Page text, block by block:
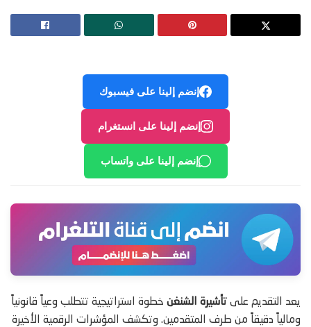
إنضم إلينا على فيسبوك
إنضم إلينا على انستغرام
إنضم إلينا على واتساب
يعد التقديم على تأشيرة الشنغن خطوة استراتيجية تتطلب وعياً قانونياً
ومالياً دقيقاً من طرف المتقدمين. وتكشف المؤشرات الرقمية الأخيرة